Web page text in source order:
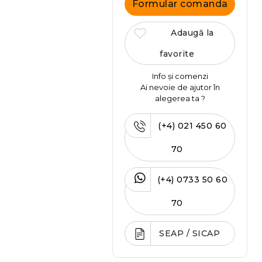
Formular comanda
Adaugă la
favorite
Info și comenzi
Ai nevoie de ajutor în
alegerea ta ?
(+4) 021 450 60
70
(+4) 0733 50 60
70
SEAP / SICAP